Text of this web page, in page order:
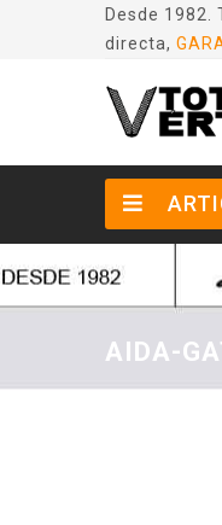
Desde 1982.
directa,
AIDA-